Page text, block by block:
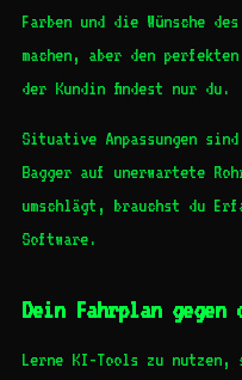
Farben und die Wünsche
machen, aber den
der Kundin findest nur du.
Situative Anpassungen
Bagger auf unerwartete
umschlägt, brauchst du
Software.
Dein Fahrplan gegen
Lerne KI-Tools zu